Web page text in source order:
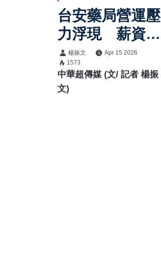
台安藥局營運壓
力浮現 薪資延
遲與門市整併未
果 社區藥局市
場進入結構重組
楊振文
Apr 15 2026
1573
中華超傳媒 (文/ 記者 楊振
文)